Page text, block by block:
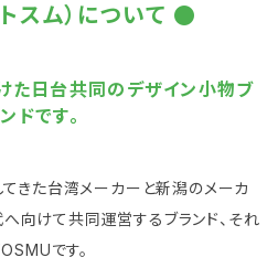
スム）について ●
た日台共同のデザイン小物ブ
ドです。
きた台湾メーカーと新潟のメーカ
向けて共同運営するブランド、それ
です。